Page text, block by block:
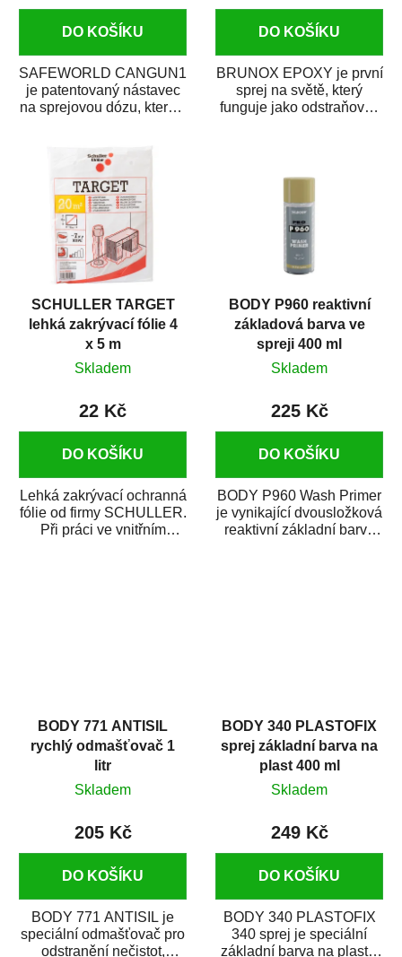
DO KOŠÍKU
SAFEWORLD CANGUN1
je patentovaný nástavec
na sprejovou dózu, který ji
DO KOŠÍKU
BRUNOX EPOXY je první
sprej na světě, který
funguje jako odstraňovač
SCHULLER TARGET
lehká zakrývací fólie 4
x 5 m
Skladem
22 Kč
DO KOŠÍKU
Lehká zakrývací ochranná
fólie od firmy SCHULLER.
Při práci ve vnitřním
BODY P960 reaktivní
základová barva ve
spreji 400 ml
Skladem
225 Kč
DO KOŠÍKU
BODY P960 Wash Primer
je vynikající dvousložková
reaktivní základní barva
BODY 771 ANTISIL
rychlý odmašťovač 1
litr
Skladem
205 Kč
DO KOŠÍKU
BODY 771 ANTISIL je
speciální odmašťovač pro
odstranění nečistot,
BODY 340 PLASTOFIX
sprej základní barva na
plast 400 ml
Skladem
249 Kč
DO KOŠÍKU
BODY 340 PLASTOFIX
340 sprej je speciální
základní barva na plasty,